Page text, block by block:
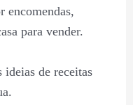
encomendas,
para vender.
ideias de receitas